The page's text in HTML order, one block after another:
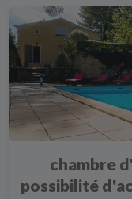
chambre
possibilité